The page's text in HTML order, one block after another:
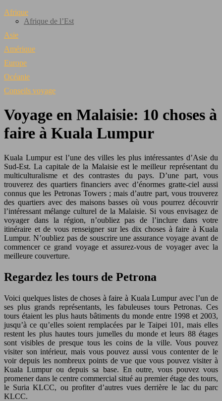
Afrique
Afrique de l’Est
Asie
Amérique
Europe
Océanie
Conseils voyage
Voyage en Malaisie: 10 choses à
faire à Kuala Lumpur
Kuala Lumpur est l’une des villes les plus intéressantes d’Asie du
Sud-Est. La capitale de la Malaisie est le meilleur représentant du
multiculturalisme et des contrastes du pays. D’une part, vous
trouverez des quartiers financiers avec d’énormes gratte-ciel aussi
connus que les Petronas Towers ; mais d’autre part, vous trouverez
des quartiers avec des maisons basses où vous pourrez découvrir
l’intéressant mélange culturel de la Malaisie. Si vous envisagez de
voyager dans la région, n’oubliez pas de l’inclure dans votre
itinéraire et de vous renseigner sur les dix choses à faire à Kuala
Lumpur. N’oubliez pas de souscrire une assurance voyage avant de
commencer ce grand voyage et assurez-vous de voyager avec la
meilleure couverture.
Regardez les tours de Petrona
Voici quelques listes de choses à faire à Kuala Lumpur avec l’un de
ses plus grands représentants, les fabuleuses tours Petronas. Ces
tours étaient les plus hauts bâtiments du monde entre 1998 et 2003,
jusqu’à ce qu’elles soient remplacées par le Taipei 101, mais elles
restent les plus hautes tours jumelles du monde et leurs 88 étages
sont visibles de presque tous les coins de la ville. Vous pouvez
visiter son intérieur, mais vous pouvez aussi vous contenter de le
voir depuis les nombreux points de vue que vous pouvez visiter à
Kuala Lumpur ou depuis sa base. En outre, vous pouvez vous
promener dans le centre commercial situé au premier étage des tours,
le Suria KLCC, ou profiter d’autres vues derrière le lac du parc
KLCC.